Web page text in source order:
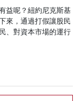
益呢？紐約尼克斯基
來，通過打假讓股民
、對資本市場的運行